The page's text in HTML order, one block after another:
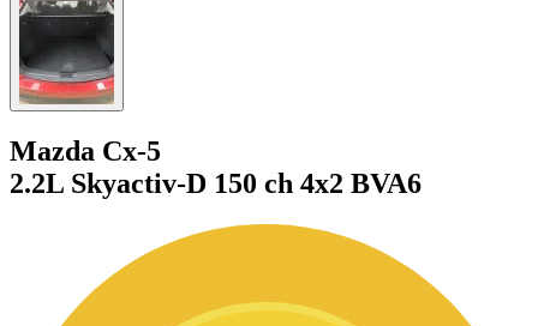
Mazda Cx-5
2.2L Skyactiv-D 150 ch 4x2 BVA6